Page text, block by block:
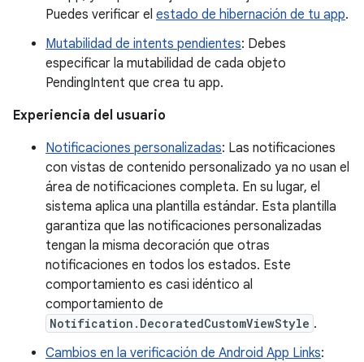
Puedes verificar el estado de hibernación de tu app.
Mutabilidad de intents pendientes: Debes
especificar la mutabilidad de cada objeto
PendingIntent que crea tu app.
Experiencia del usuario
Notificaciones personalizadas: Las notificaciones
con vistas de contenido personalizado ya no usan el
área de notificaciones completa. En su lugar, el
sistema aplica una plantilla estándar. Esta plantilla
garantiza que las notificaciones personalizadas
tengan la misma decoración que otras
notificaciones en todos los estados. Este
comportamiento es casi idéntico al
comportamiento de
Notification.DecoratedCustomViewStyle .
Cambios en la verificación de Android App Links: